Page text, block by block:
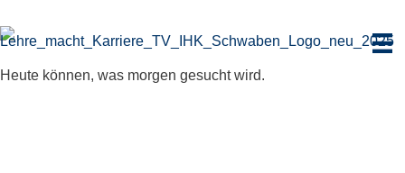
Inhalt
Heute können, was morgen gesucht wird.